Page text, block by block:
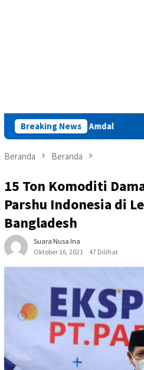
Breaking News
Amdal Launching
Beranda Beranda
15 Ton Komoditi
Parshu Indonesia di
Bangladesh
Suara Nusa Ina
Oktober 16, 2021
47 Dilihat